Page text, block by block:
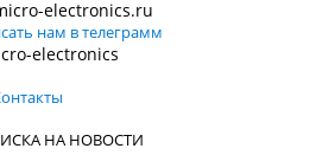
electronics.ru
нам в телеграмм
electronics
НА НОВОСТИ